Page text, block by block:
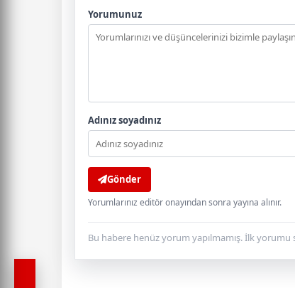
Yorumunuz
Adınız soyadınız
Gönder
Yorumlarınız editör onayından sonra yayına alınır.
Bu habere henüz yorum yapılmamış. İlk yorumu